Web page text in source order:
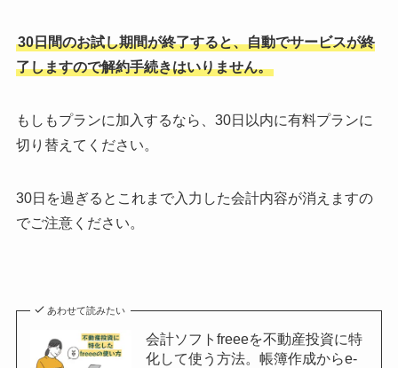
30日間のお試し期間が終了すると、自動でサービスが終
了しますので解約手続きはいりません。
もしもプランに加入するなら、30日以内に有料プランに
切り替えてください。
30日を過ぎるとこれまで入力した会計内容が消えますの
でご注意ください。
あわせて読みたい
会計ソフトfreeeを不動産投資に特
化して使う方法。帳簿作成からe-